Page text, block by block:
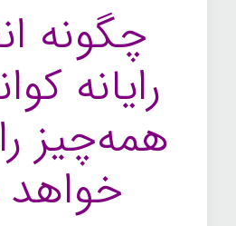
چگونه
رایانه
همه‌چیز
خواهد